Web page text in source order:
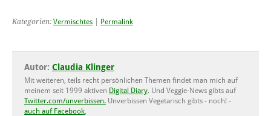
Kategorien: Vermischtes Permalink
Autor: Claudia Klinger
Mit weiteren, teils recht persönlichen Themen findet man mich auf
meinem seit 1999 aktiven Digital Diary. Und Veggie-News gibts auf
Twitter.com/unverbissen. Unverbissen Vegetarisch gibts - noch! -
auch auf Facebook